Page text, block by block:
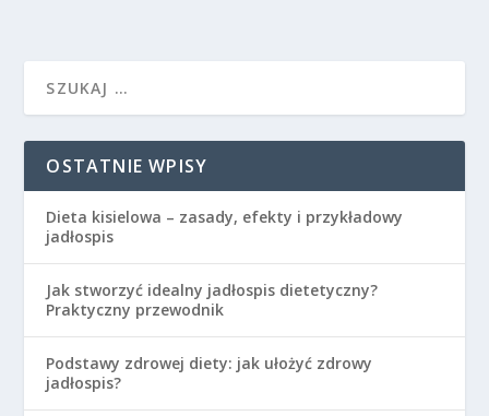
OSTATNIE WPISY
Dieta kisielowa – zasady, efekty i przykładowy
jadłospis
Jak stworzyć idealny jadłospis dietetyczny?
Praktyczny przewodnik
Podstawy zdrowej diety: jak ułożyć zdrowy
jadłospis?